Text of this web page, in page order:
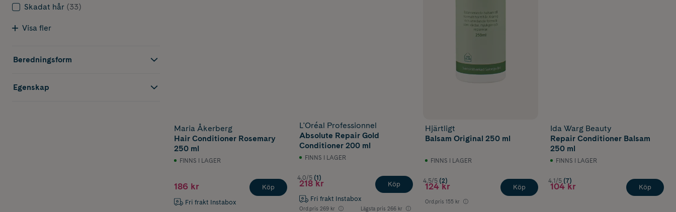
Skadat hår (33)
Visa fler
Beredningsform
Egenskap
Maria Åkerberg
Hair Conditioner Rosemary
250 ml
FINNS I LAGER
186 kr
Fri frakt Instabox
Köp
L'Oréal Professionnel
Absolute Repair Gold
Conditioner 200 ml
FINNS I LAGER
4.0/5 (1)
218 kr
Fri frakt Instabox
Ord.pris 269 kr Lägsta pris 266 kr
Köp
Hjärtligt
Balsam Original 250 ml
FINNS I LAGER
4.5/5 (2)
124 kr
Ord.pris 155 kr
Köp
Ida Warg Beauty
Repair Conditioner Balsam
250 ml
FINNS I LAGER
4.1/5 (7)
104 kr Köp